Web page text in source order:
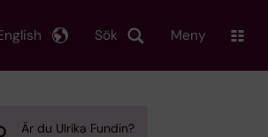
Sök Meny
Är du Ulrika Fundin?